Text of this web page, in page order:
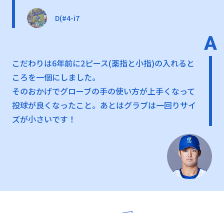
D(#4-i7
こだわりは6年前に2ピース(薬指と小指)の入れると
ころを一個にしました。
そのおかげでグローブの手の使い方が上手くなって
投球が良くなったこと。あとはグラブは一回りサイ
ズが小さいです！